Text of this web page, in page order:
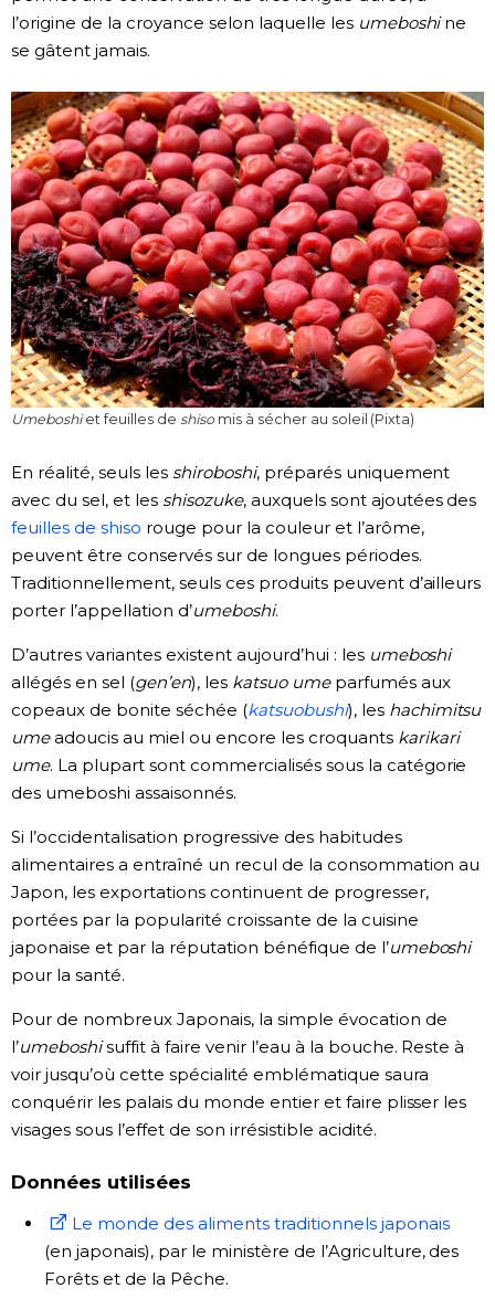
l’origine de la croyance selon laquelle les umeboshine
se gâtent jamais.
Umeboshiet feuilles de shisomis à sécher au soleil (Pixta)
En réalité, seuls les shiroboshi, préparés uniquement
avec du sel, et les shisozuke, auxquels sont ajoutées des
feuilles de shiso rouge pour la couleur et l’arôme,
peuvent être conservés sur de longues périodes.
Traditionnellement, seuls ces produits peuvent d’ailleurs
porter l’appellation d’umeboshi.
D’autres variantes existent aujourd’hui : les umeboshi
allégés en sel (gen’en), les katsuo umeparfumés aux
copeaux de bonite séchée (katsuobushi), les hachimitsu
umeadoucis au miel ou encore les croquants karikari
ume. La plupart sont commercialisés sous la catégorie
des umeboshi assaisonnés.
Si l’occidentalisation progressive des habitudes
alimentaires a entraîné un recul de la consommation au
Japon, les exportations continuent de progresser,
portées par la popularité croissante de la cuisine
japonaise et par la réputation bénéfique de l’umeboshi
pour la santé.
Pour de nombreux Japonais, la simple évocation de
l’umeboshisuffit à faire venir l’eau à la bouche. Reste à
voir jusqu’où cette spécialité emblématique saura
conquérir les palais du monde entier et faire plisser les
visages sous l’effet de son irrésistible acidité.
Données utilisées
Le monde des aliments traditionnels japonais
(en japonais), par le ministère de l’Agriculture, des
Forêts et de la Pêche.